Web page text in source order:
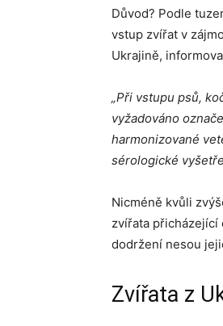
Důvod? Podle
vstup zvířat v
Ukrajině,
„Při vstupu psů,
vyžadováno
harmonizované
sérologické
Nicméně kvůli
zvířata přicházející
dodržení nesou
Zvířata z